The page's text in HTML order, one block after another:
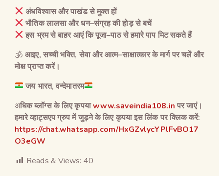
अंधविश्वास और पाखंड से मुक्त हों
भौतिक लालसा और धन–संग्रह की होड़ से बचें
इस भ्रम से बाहर आएं कि पूजा–पाठ से हमारे पाप मिट सकते हैं
🕉आइए, सच्ची भक्ति, सेवा और आत्म–साक्षात्कार के मार्ग पर चलें और
मोक्ष प्राप्त करें।
जय भारत,वन्देमातरम
अधिक ब्लॉग्स के लिए कृपयाwww.saveindia108.in पर जाएं।
हमारे व्हाट्सएप ग्रुप में जुड़ने के लिए कृपया इस लिंक पर क्लिक करें:
https://chat.whatsapp.com/HxGZvlycYPlFvBO17
O3eGW
Reads & Views: 40